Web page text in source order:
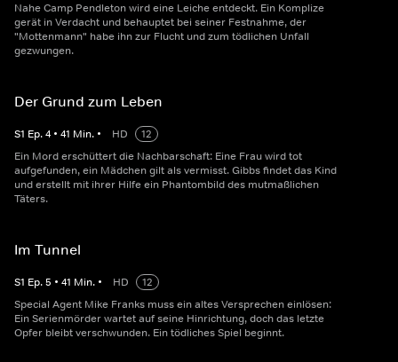
Nahe Camp Pendleton wird eine Leiche entdeckt. Ein Komplize
gerät in Verdacht und behauptet bei seiner Festnahme, der
"Mottenmann" habe ihn zur Flucht und zum tödlichen Unfall
gezwungen.
Der Grund zum Leben
S1 Ep.4 • 41 Min. • HD
12
Ein Mord erschüttert die Nachbarschaft: Eine Frau wird tot
aufgefunden, ein Mädchen gilt als vermisst. Gibbs findet das Kind
und erstellt mit ihrer Hilfe ein Phantombild des mutmaßlichen
Täters.
Im Tunnel
S1 Ep.5 • 41 Min. • HD
12
Special Agent Mike Franks muss ein altes Versprechen einlösen:
Ein Serienmörder wartet auf seine Hinrichtung, doch das letzte
Opfer bleibt verschwunden. Ein tödliches Spiel beginnt.